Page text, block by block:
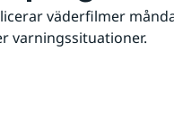
väderfilmer
varningssituationer.